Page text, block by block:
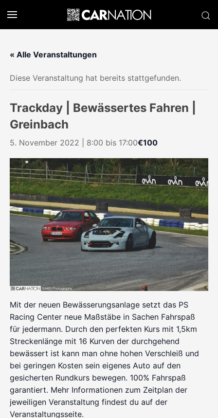
« Alle Veranstaltungen
Diese Veranstaltung hat bereits stattgefunden.
Trackday | Bewässertes Fahren |
Greinbach
5. November 2022 | 8:00 bis 17:00€100
Mit der neuen Bewässerungsanlage setzt das PS
Racing Center neue Maßstäbe in Sachen Fahrspaß
für jedermann. Durch den perfekten Kurs mit 1,5km
Streckenlänge mit 16 Kurven der durchgehend
bewässert ist kann man ohne hohen Verschleiß und
bei geringen Kosten sein eigenes Auto auf den
gesicherten Rundkurs bewegen. 100% Fahrspaß
garantiert. Mehr Informationen zum Zeitplan der
jeweiligen Veranstaltung findest du auf der
Veranstaltungsseite.